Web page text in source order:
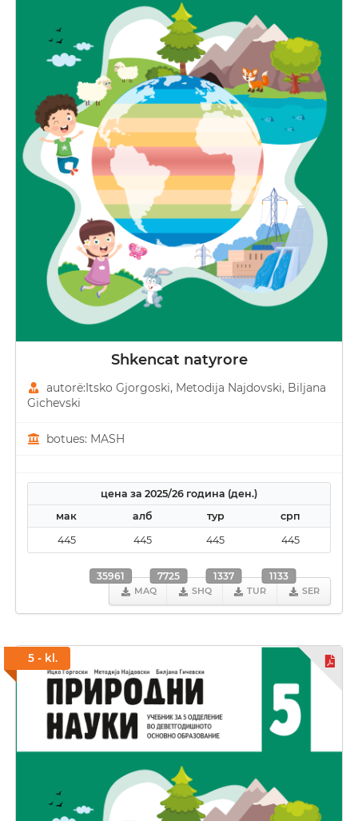
Shkencat natyrore
autorë:Itsko Gjorgoski, Metodija Najdovski, Biljana
Gichevski
botues: MASH
цена за 2025/26 година (ден.)
мак
алб тур
срп
445
445 445 445
MAQ
35961
SHQ
7725
TUR
1337
SER
1133
5 - kl.